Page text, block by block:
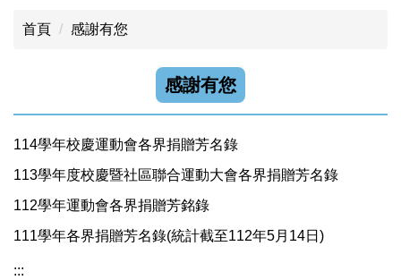
年度成果
能源教育資訊網
首頁 感謝有您
感謝有您
114學年校慶運動會各界捐贈芳名錄
113學年度校慶暨社區聯合運動大會各界捐贈芳名錄
112學年運動會各界捐贈芳銘錄
111學年各界捐贈芳名錄(統計截至112年5月14日)
:::